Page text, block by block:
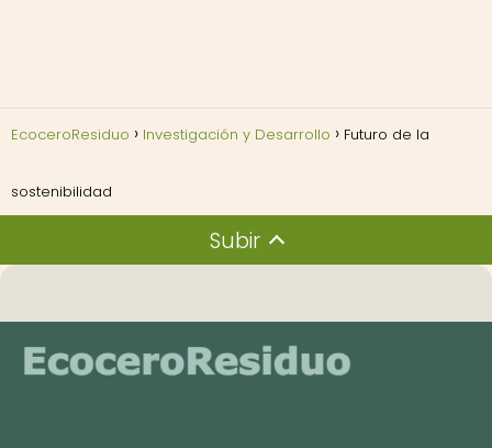
EcoceroResiduo Investigación y Desarrollo Futuro de la
sostenibilidad
Subir